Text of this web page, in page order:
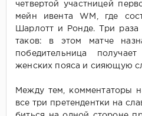
четвертой участницей
мейн ивента WM, где
Шарлотт и Ронде. Три
таков: в этом матче
победительница
женских пояса и сияющую
Между тем, комментаторы
все три претендентки на